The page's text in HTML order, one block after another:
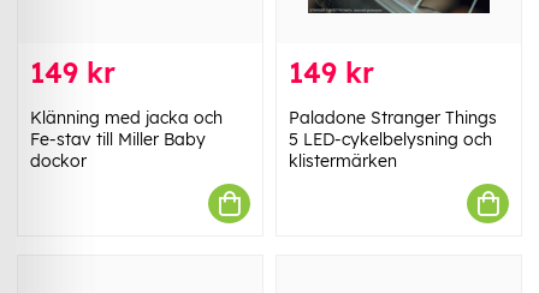
149 kr
Klänning med jacka och
Fe-stav till Miller Baby
dockor
149 kr
Paladone Stranger Things
5 LED-cykelbelysning och
klistermärken